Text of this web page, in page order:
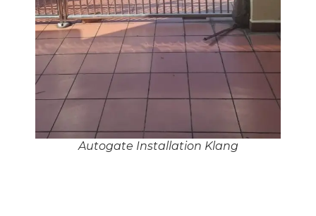
Autogate Installation Klang